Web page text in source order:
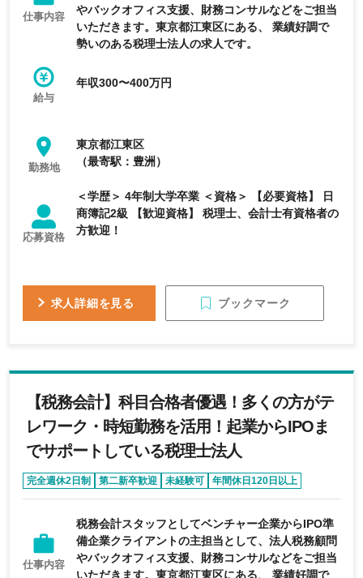
仕事内容
やバックオフィス支援、財務コンサルなどをご担当
いただきます。東京都江東区にある、 業績好調で
勢いのある税理士法人の求人です。
給与
年収300〜400万円
勤務地
東京都江東区
（最寄駅：豊洲）
応募資格
＜学歴＞ 4年制大学卒業 ＜資格＞ 【必要資格】 日
商簿記2級 【歓迎資格】 税理士、会計士有資格者の
方歓迎！
求人詳細を見る ブックマーク
【税務会計】科目合格者優遇！多くの方がテ
レワーク・時短勤務を活用！起業からIPOま
でサポートしている税理士法人
完全週休2日制 第二新卒歓迎 未経験可 年間休日120日以上
仕事内容
税務会計スタッフとしてベンチャー企業からIPO準
備企業クライアントの主担当として、法人税務顧問
やバックオフィス支援、財務コンサルなどをご担当
いただきます。東京都江東区にある、 業績好調で